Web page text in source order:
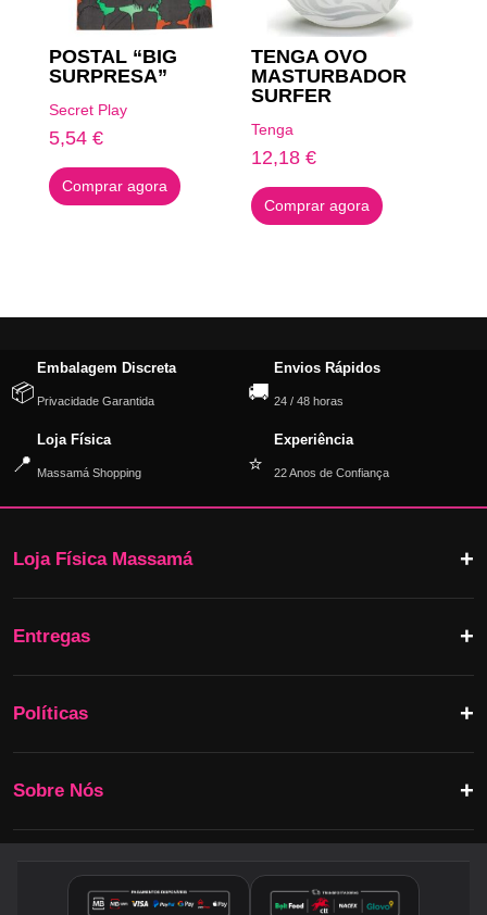
POSTAL “BIG
SURPRESA”
Secret Play
5,54 €
Comprar agora
TENGA OVO
MASTURBADOR
SURFER
Tenga
12,18€
Comprar agora
📦
Embalagem Discreta
Privacidade Garantida 🚚
Envios Rápidos
24 / 48 horas
📍
Loja Física
Massamá Shopping ⭐
Experiência
22 Anos de Confiança
Loja Física Massamá
Entregas
Políticas
Sobre Nós